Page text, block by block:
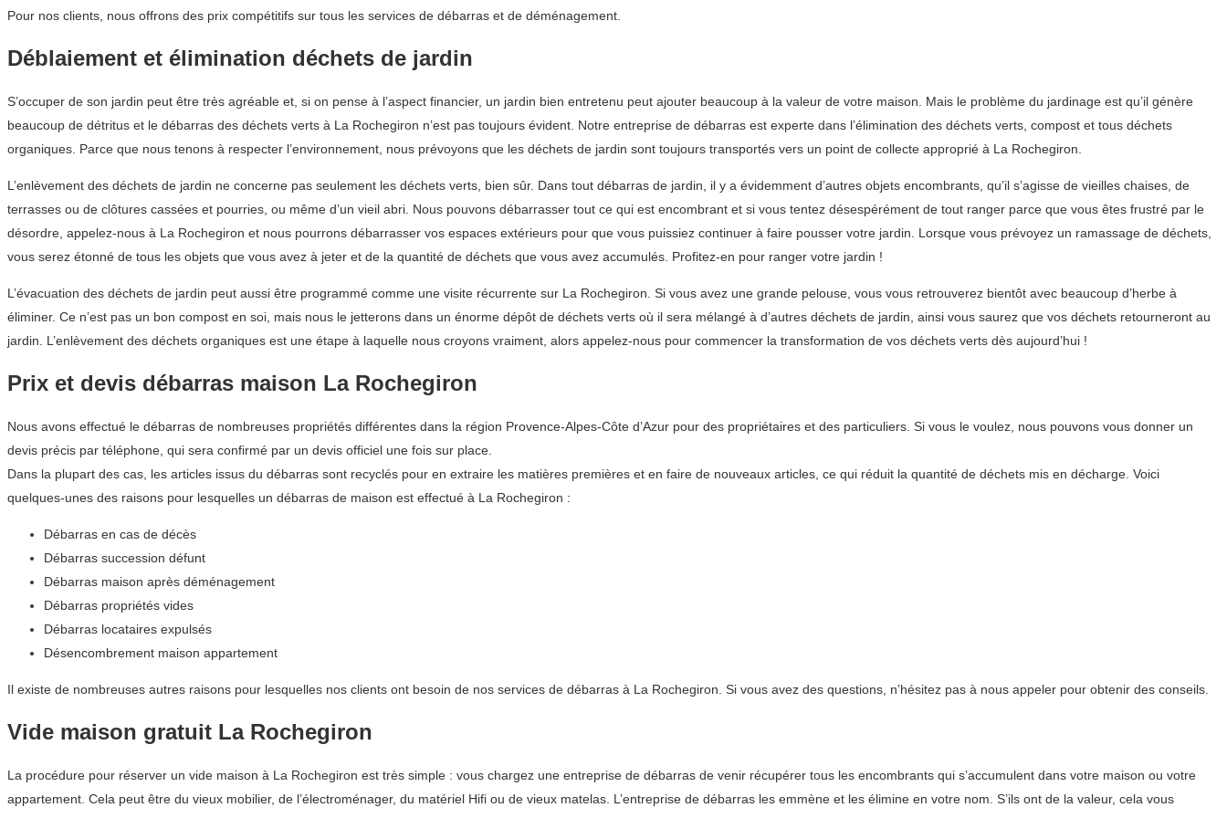
Pour nos clients, nous offrons des prix compétitifs sur tous les services de débarras et de déménagement.
Déblaiement et élimination déchets de jardin
S’occuper de son jardin peut être très agréable et, si on pense à l’aspect financier, un jardin bien entretenu peut ajouter beaucoup à la valeur de votre maison. Mais le problème du jardinage est qu’il génère
beaucoup de détritus et le débarras des déchets verts à La Rochegiron n’est pas toujours évident. Notre entreprise de débarras est experte dans l’élimination des déchets verts, compost et tous déchets
organiques. Parce que nous tenons à respecter l’environnement, nous prévoyons que les déchets de jardin sont toujours transportés vers un point de collecte approprié à La Rochegiron.
L’enlèvement des déchets de jardin ne concerne pas seulement les déchets verts, bien sûr. Dans tout débarras de jardin, il y a évidemment d’autres objets encombrants, qu’il s’agisse de vieilles chaises, de
terrasses ou de clôtures cassées et pourries, ou même d’un vieil abri. Nous pouvons débarrasser tout ce qui est encombrant et si vous tentez désespérément de tout ranger parce que vous êtes frustré par le
désordre, appelez-nous à La Rochegiron et nous pourrons débarrasser vos espaces extérieurs pour que vous puissiez continuer à faire pousser votre jardin. Lorsque vous prévoyez un ramassage de déchets,
vous serez étonné de tous les objets que vous avez à jeter et de la quantité de déchets que vous avez accumulés. Profitez-en pour ranger votre jardin !
L’évacuation des déchets de jardin peut aussi être programmé comme une visite récurrente sur La Rochegiron. Si vous avez une grande pelouse, vous vous retrouverez bientôt avec beaucoup d’herbe à
éliminer. Ce n’est pas un bon compost en soi, mais nous le jetterons dans un énorme dépôt de déchets verts où il sera mélangé à d’autres déchets de jardin, ainsi vous saurez que vos déchets retourneront au
jardin. L’enlèvement des déchets organiques est une étape à laquelle nous croyons vraiment, alors appelez-nous pour commencer la transformation de vos déchets verts dès aujourd’hui !
Prix et devis débarras maison La Rochegiron
Nous avons effectué le débarras de nombreuses propriétés différentes dans la région Provence-Alpes-Côte d’Azur pour des propriétaires et des particuliers. Si vous le voulez, nous pouvons vous donner un
devis précis par téléphone, qui sera confirmé par un devis officiel une fois sur place.
Dans la plupart des cas, les articles issus du débarras sont recyclés pour en extraire les matières premières et en faire de nouveaux articles, ce qui réduit la quantité de déchets mis en décharge. Voici
quelques-unes des raisons pour lesquelles un débarras de maison est effectué à La Rochegiron :
Débarras en cas de décès
Débarras succession défunt
Débarras maison après déménagement
Débarras propriétés vides
Débarras locataires expulsés
Désencombrement maison appartement
Il existe de nombreuses autres raisons pour lesquelles nos clients ont besoin de nos services de débarras à La Rochegiron. Si vous avez des questions, n’hésitez pas à nous appeler pour obtenir des conseils.
Vide maison gratuit La Rochegiron
La procédure pour réserver un vide maison à La Rochegiron est très simple : vous chargez une entreprise de débarras de venir récupérer tous les encombrants qui s’accumulent dans votre maison ou votre
appartement. Cela peut être du vieux mobilier, de l’électroménager, du matériel Hifi ou de vieux matelas. L’entreprise de débarras les emmène et les élimine en votre nom. S’ils ont de la valeur, cela vous